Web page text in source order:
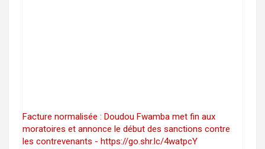
Facture normalisée : Doudou Fwamba met fin aux
moratoires et annonce le début des sanctions contre
les contrevenants - https://go.shr.lc/4watpcY